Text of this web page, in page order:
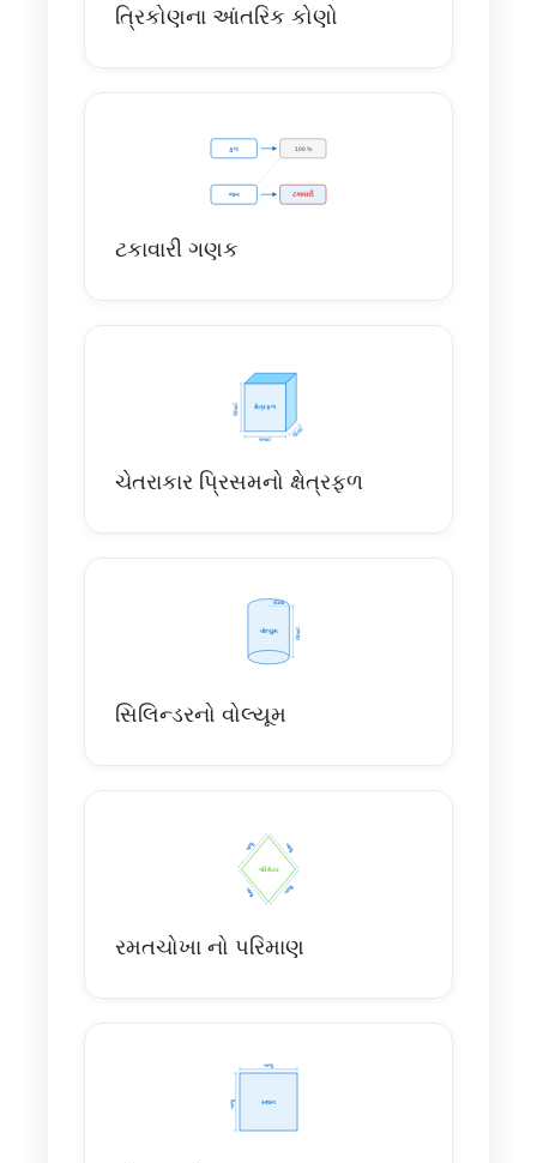
ત્રિકોણના આંતરિક કોણો
ટકાવારી ગણક
ચેતરાકાર પ્રિસમનો ક્ષેત્રફળ
સિલિન્ડરનો વોલ્યૂમ
રમતચોખા નો પરિમાણ